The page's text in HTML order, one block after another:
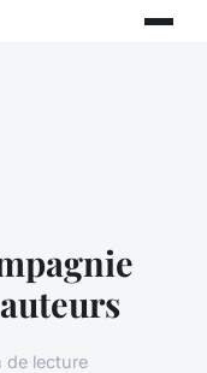
de lecture